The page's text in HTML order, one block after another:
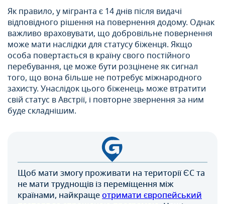
Як правило, у мігранта є 14 днів після видачі
відповідного рішення на повернення додому. Однак
важливо враховувати, що добровільне повернення
може мати наслідки для статусу біженця. Якщо
особа повертається в країну свого постійного
перебування, це може бути розцінене як сигнал
того, що вона більше не потребує міжнародного
захисту. Унаслідок цього біженець може втратити
свій статус в Австрії, і повторне звернення за ним
буде складнішим.
Щоб мати змогу проживати на території ЄС та
не мати труднощів із переміщення між
країнами, найкращеотримати європейський